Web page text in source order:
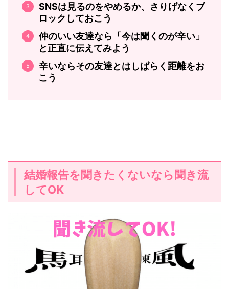
SNSは見るのをやめるか、さりげなくブ
ロックしておこう
仲のいい友達なら「今は聞くのが辛い」
と正直に伝えてみよう
辛いならその友達とはしばらく距離をお
こう
結婚報告を聞きたくないなら聞き流
してOK